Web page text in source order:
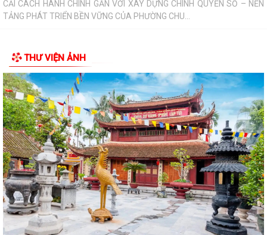
CẢI CÁCH HÀNH CHÍNH – ĐỘNG LỰC XÂY DỰNG CHÍNH QUYỀN PHỤC
VỤ TẠI PHƯỜNG CHU VĂN AN
PHƯỜNG CHU VĂN AN
PHƯỜNG CHU VĂN AN CÔNG BỐ CÁC QUYẾT ĐỊNH SẮP XẾP, KIỆN
TOÀN TỔ CHỨC CHI BỘ, TỔ DÂN PHỐ
UBND PHƯỜNG CHU VĂN AN TRIỂN KHAI CÔNG TÁC ĐO ĐẠC, LẬP BẢN
ĐỒ ĐỊA CHÍNH VÀ THU GIÁ DỊCH VỤ THU GOM,...
PHƯỜNG CHU VĂN AN PHÁT ĐỘNG TOÀN DÂN LUYỆN TẬP MÔN BƠI,
PHÒNG CHỐNG ĐUỐI NƯỚC VÀ TỔ CHỨC GIẢI BƠI...
Thông báo Về việc giới thiệu chức danh và chữ ký của Chủ tịch, Phó
Chủ tịch Ủy ban nhân dân phường...
THƯ VIỆN ẢNH